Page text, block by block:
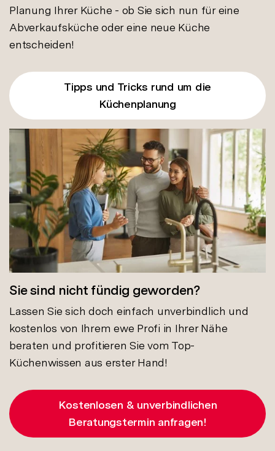
Planung Ihrer Küche - ob Sie sich nun für eine
Abverkaufsküche oder eine neue Küche
entscheiden!
Tipps und Tricks rund um die
Küchenplanung
Sie sind nicht fündig geworden?
Lassen Sie sich doch einfach unverbindlich und
kostenlos von Ihrem ewe Profi in Ihrer Nähe
beraten und profitieren Sie vom Top-
Küchenwissen aus erster Hand!
Kostenlosen & unverbindlichen
Beratungstermin anfragen!